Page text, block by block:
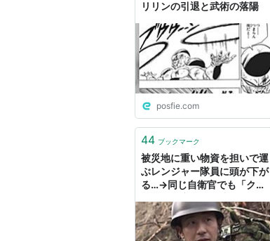
リリンの引退と武術の落陽
posfie.com
44 ブックマーク
被災地に重い物資を担いで運
ぶレンジャー隊員に頭が下が
る…→同じ自衛官でも「クリ
う最強精鋭・レンジャーの凄
さ